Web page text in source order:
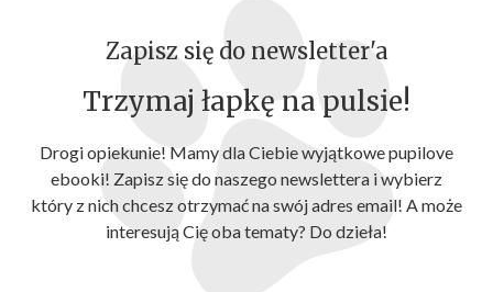
Zapisz się do newsletter'a
Trzymaj łapkę na pulsie!
Drogi opiekunie! Mamy dla Ciebie wyjątkowe pupilove
ebooki! Zapisz się do naszego newslettera i wybierz
który z nich chcesz otrzymać na swój adres email! A może
interesują Cię oba tematy? Do dzieła!